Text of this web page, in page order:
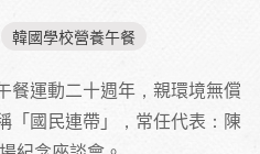
韓國學校營養午餐
餐運動二十週年，親環境無償
「國民連帶」，常任代表：陳